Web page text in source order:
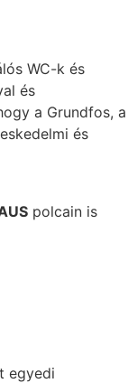
WC-k és
és
a Grundfos, a
és
polcain is
egyedi